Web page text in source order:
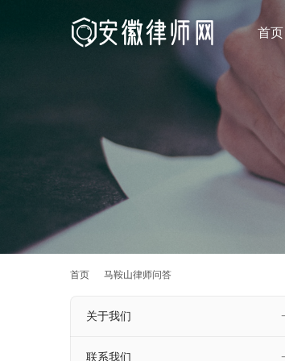
首页
首页 马鞍山律师问答
关于我们
联系我们